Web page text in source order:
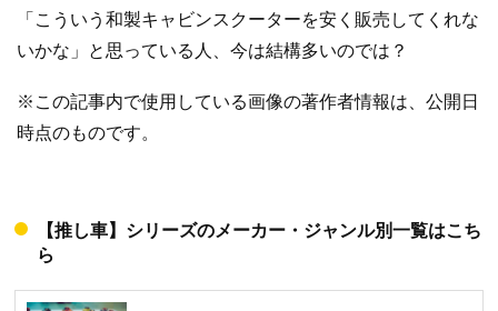
「こういう和製キャビンスクーターを安く販売してくれな
いかな」と思っている人、今は結構多いのでは？
※この記事内で使用している画像の著作者情報は、公開日
時点のものです。
【推し車】シリーズのメーカー・ジャンル別一覧はこち
ら